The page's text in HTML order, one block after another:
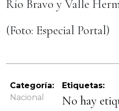
Río Bravo y Valle
(Foto: Especial Portal)
Categoría:
Nacional
Etiquetas:
No hay